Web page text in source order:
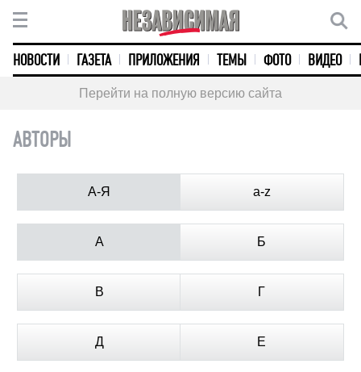
НОВОСТИ ГАЗЕТА ПРИЛОЖЕНИЯ ТЕМЫ ФОТО ВИДЕО
Перейти на полную версию сайта
АВТОРЫ
А-Я a-z
А Б
В Г
Д Е